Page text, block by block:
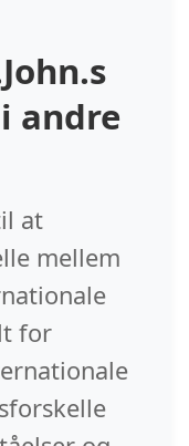
andre
at
mellem
for